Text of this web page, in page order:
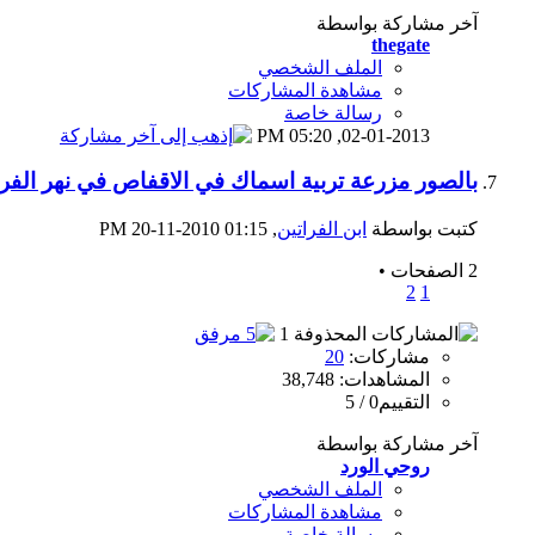
آخر مشاركة بواسطة
thegate
الملف الشخصي
مشاهدة المشاركات
رسالة خاصة
02-01-2013,
05:20 PM
بالصور مزرعة تربية اسماك في الاقفاص في نهر
كتبت بواسطة ابن الفراتين‏, 20-11-2010 01:15 PM
2 الصفحات
•
1
2
مشاركات: 20
المشاهدات: 38,748
التقييم0 / 5
آخر مشاركة بواسطة
روحي الورد
الملف الشخصي
مشاهدة المشاركات